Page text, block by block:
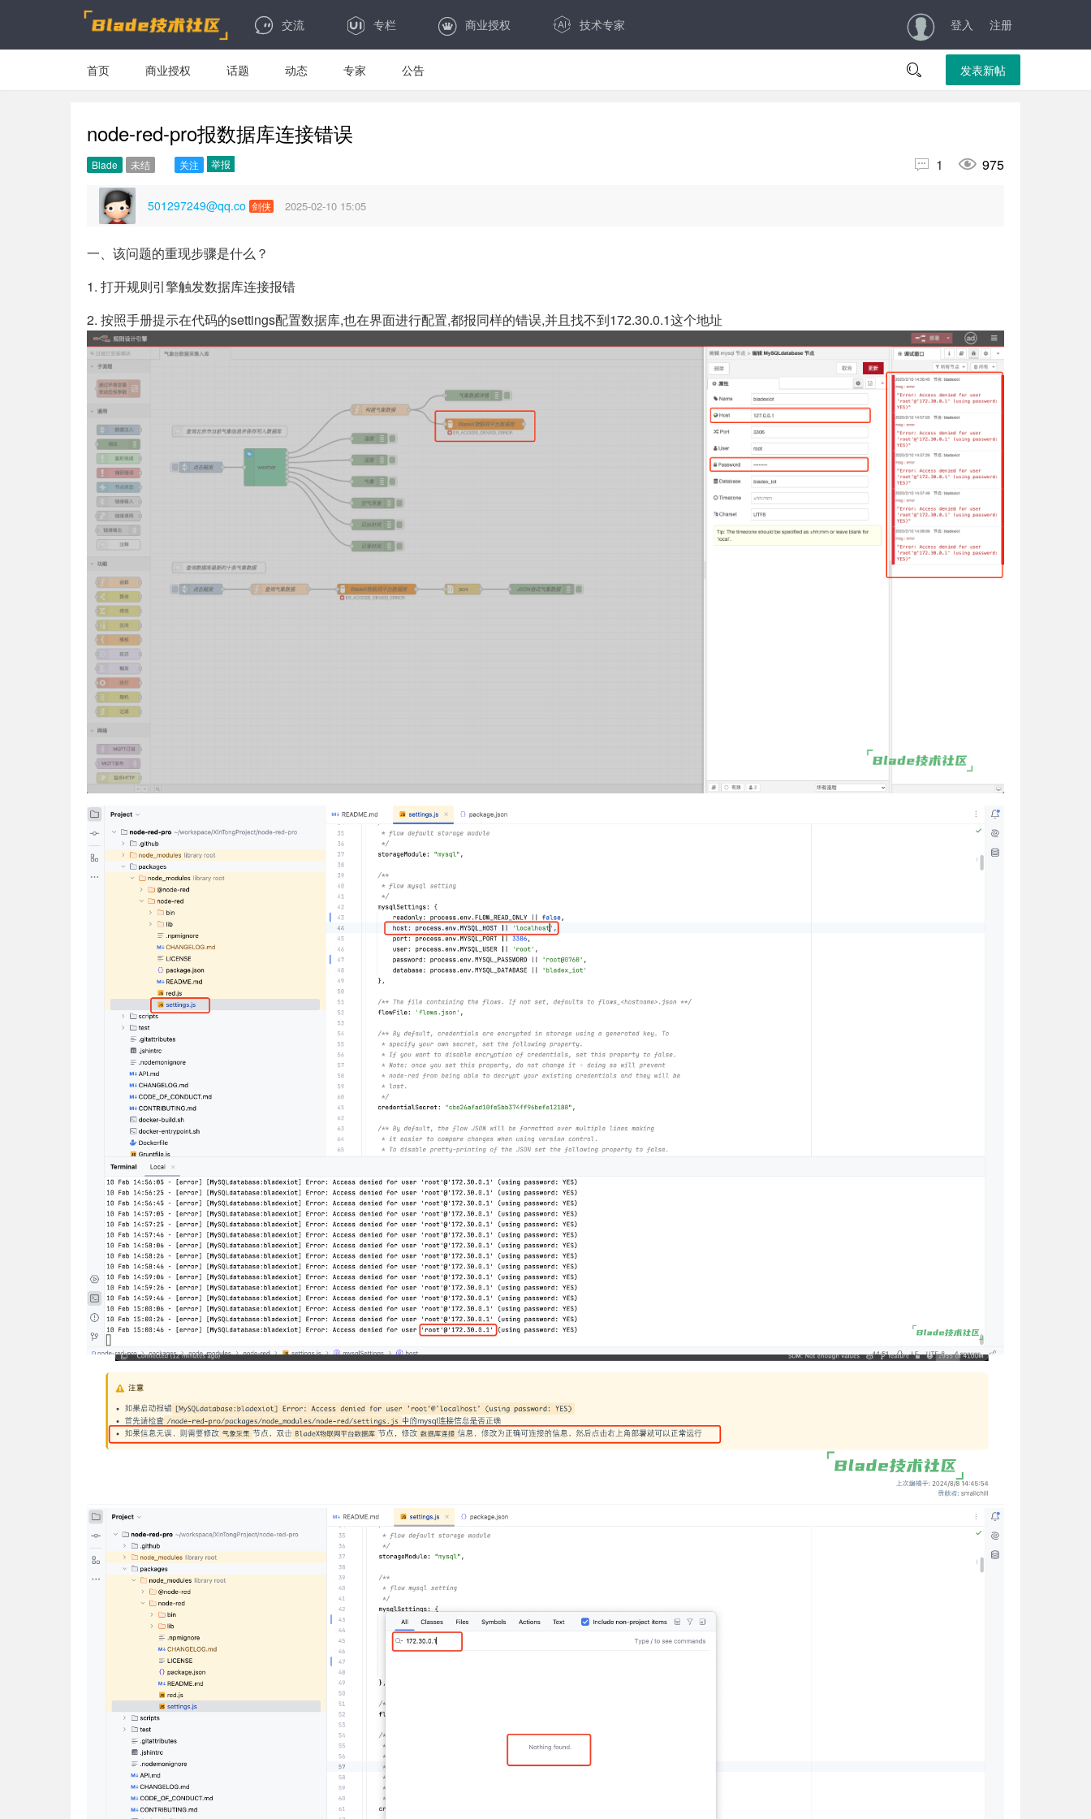
交流 专栏 商业授权 技术专家 登入 注册
首页 商业授权 话题 动态 专家 公告  发表新帖
node-red-pro报数据库连接错误
Blade 未结 关注 举报  1  975
501297249@qq.co 剑侠 2025-02-10 15:05
一、该问题的重现步骤是什么？
1. 打开规则引擎触发数据库连接报错
2. 按照手册提示在代码的settings配置数据库,也在界面进行配置,都报同样的错误,并且找不到172.30.0.1这个地址